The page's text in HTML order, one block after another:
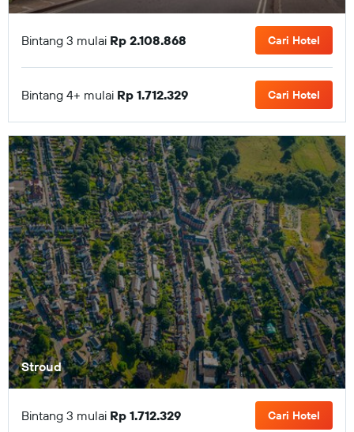
Bintang 3 mulai Rp 2.108.868 Cari Hotel
Bintang 4+ mulai Rp 1.712.329 Cari Hotel
Stroud
Bintang 3 mulai Rp 1.712.329 Cari Hotel